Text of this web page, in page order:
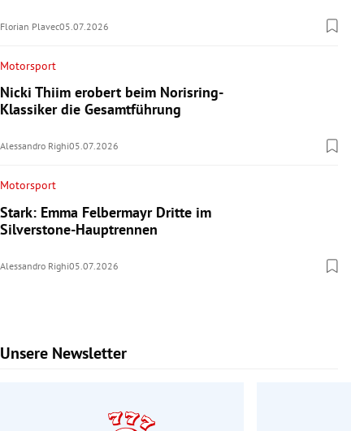
Florian Plavec05.07.2026
Motorsport
Nicki Thiim erobert beim Norisring-
Klassiker die Gesamtführung
Alessandro Righi05.07.2026
Motorsport
Stark: Emma Felbermayr Dritte im
Silverstone-Hauptrennen
Alessandro Righi05.07.2026
Unsere Newsletter
Slide 1 von 7